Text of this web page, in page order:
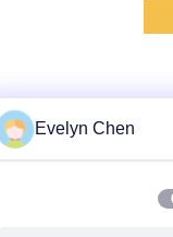
Evelyn Chen